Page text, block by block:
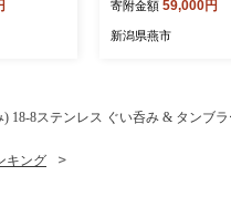
寄附金額 59,000円
新潟県燕市
18-8ステンレス ぐい呑み & タンブラ
キング